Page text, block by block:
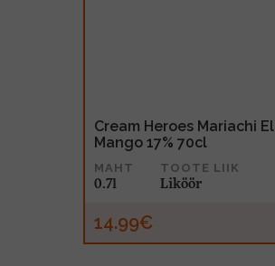
Cream Heroes Mariachi El
Mango 17% 70cl
MAHT
0.7l
TOOTE LIIK
Liköör
14.99€